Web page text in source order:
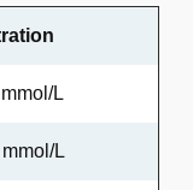
L
L